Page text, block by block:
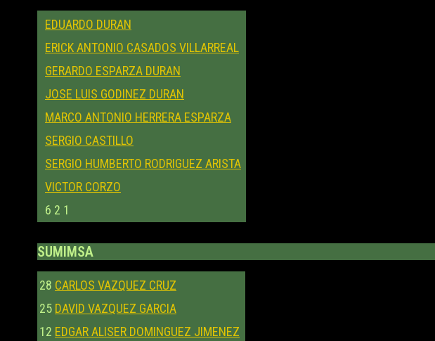
EDUARDO DURAN
ERICK ANTONIO CASADOS VILLARREAL
GERARDO ESPARZA DURAN
JOSE LUIS GODINEZ DURAN
MARCO ANTONIO HERRERA ESPARZA
SERGIO CASTILLO
SERGIO HUMBERTO RODRIGUEZ ARISTA
VICTOR CORZO
6 2 1
SUMIMSA
28 CARLOS VAZQUEZ CRUZ
25 DAVID VAZQUEZ GARCIA
12 EDGAR ALISER DOMINGUEZ JIMENEZ